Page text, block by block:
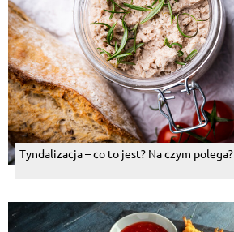
Tyndalizacja – co to jest? Na czym polega?